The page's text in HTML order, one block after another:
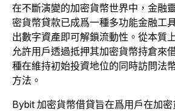
在不斷演變的加密貨幣世界中，金融
密貨幣貸款已成爲一種多功能金融工
出數字資產即可解鎖流動性。從本質
允許用戶透過抵押其加密貨幣持倉來
種在維持初始投資地位的同時訪問法
方法。
Bybit 加密貨幣借貸旨在爲用戶在加